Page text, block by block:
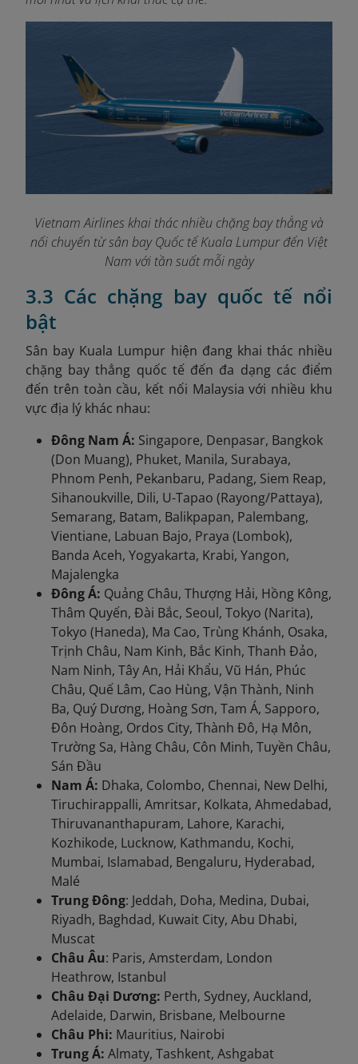
Vietnam Airlines khai thác nhiều chặng bay thẳng và
nối chuyến từ sân bay Quốc tế Kuala Lumpur đến Việt
Nam với tần suất mỗi ngày
3.3 Các chặng bay quốc tế nổi
bật
Sân bay Kuala Lumpur hiện đang khai thác nhiều
chặng bay thẳng quốc tế đến đa dạng các điểm
đến trên toàn cầu, kết nối Malaysia với nhiều khu
vực địa lý khác nhau:
Đông Nam Á: Singapore, Denpasar, Bangkok
(Don Muang), Phuket, Manila, Surabaya,
Phnom Penh, Pekanbaru, Padang, Siem Reap,
Sihanoukville, Dili, U-Tapao (Rayong/Pattaya),
Semarang, Batam, Balikpapan, Palembang,
Vientiane, Labuan Bajo, Praya (Lombok),
Banda Aceh, Yogyakarta, Krabi, Yangon,
Majalengka
Đông Á: Quảng Châu, Thượng Hải, Hồng Kông,
Thâm Quyến, Đài Bắc, Seoul, Tokyo (Narita),
Tokyo (Haneda), Ma Cao, Trùng Khánh, Osaka,
Trịnh Châu, Nam Kinh, Bắc Kinh, Thanh Đảo,
Nam Ninh, Tây An, Hải Khẩu, Vũ Hán, Phúc
Châu, Quế Lâm, Cao Hùng, Vận Thành, Ninh
Ba, Quý Dương, Hoàng Sơn, Tam Á, Sapporo,
Đôn Hoàng, Ordos City, Thành Đô, Hạ Môn,
Trường Sa, Hàng Châu, Côn Minh, Tuyền Châu,
Sán Đầu
Nam Á: Dhaka, Colombo, Chennai, New Delhi,
Tiruchirappalli, Amritsar, Kolkata, Ahmedabad,
Thiruvananthapuram, Lahore, Karachi,
Kozhikode, Lucknow, Kathmandu, Kochi,
Mumbai, Islamabad, Bengaluru, Hyderabad,
Malé
Trung Đông: Jeddah, Doha, Medina, Dubai,
Riyadh, Baghdad, Kuwait City, Abu Dhabi,
Muscat
Châu Âu: Paris, Amsterdam, London
Heathrow, Istanbul
Châu Đại Dương: Perth, Sydney, Auckland,
Adelaide, Darwin, Brisbane, Melbourne
Châu Phi: Mauritius, Nairobi
Trung Á: Almaty, Tashkent, Ashgabat